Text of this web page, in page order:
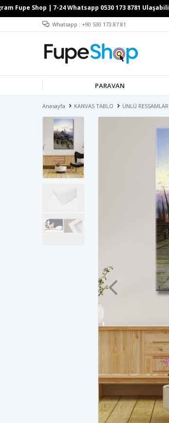
Whatsapp : +90 530 173 87 81
PARAVAN
Anasayfa KANVAS TABLO ÜNLÜ RESSAMLAR